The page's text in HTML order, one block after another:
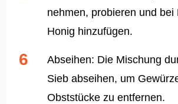
nehmen, probieren und bei
Honig hinzufügen.
Abseihen: Die Mischung
Sieb abseihen, um
Obststücke zu entfernen.